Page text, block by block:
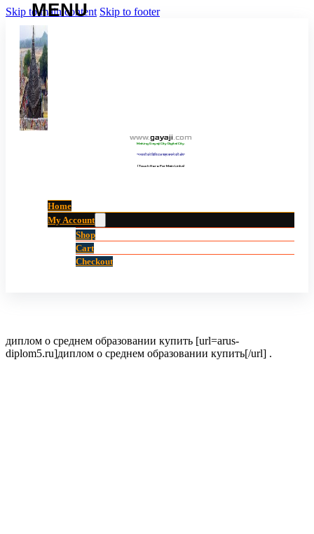
Skip to main content Skip to footer
www.gayaji.com
Making Gayaji City Digital City.
“गयाजी को डिजिटल शहर बनाने की ओर”
(Touch Here For Main Links)
Home
My Account
Shop
Cart
Checkout
диплом о среднем образовании купить [url=arus-
diplom5.ru]диплом о среднем образовании купить[/url] .